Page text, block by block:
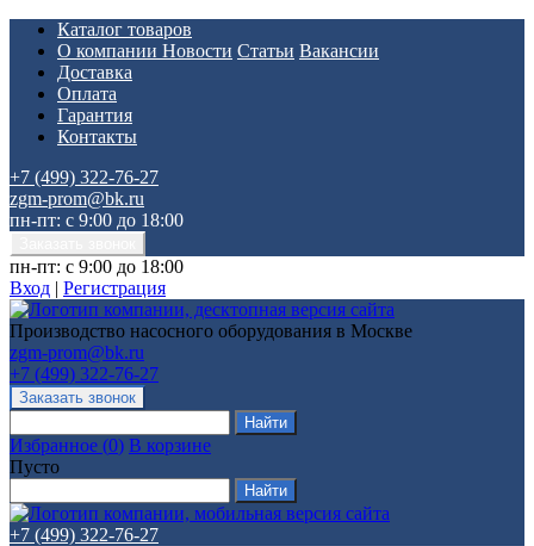
Каталог товаров
О компании Новости Статьи Вакансии
Доставка
Оплата
Гарантия
Контакты
+7 (499) 322-76-27
zgm-prom@bk.ru
пн-пт: с 9:00 до 18:00
пн-пт: с 9:00 до 18:00
Вход | Регистрация
Производство насосного оборудования в Москве
zgm-prom@bk.ru
+7 (499) 322-76-27
Избранное (0) В корзине
Пусто
+7 (499) 322-76-27